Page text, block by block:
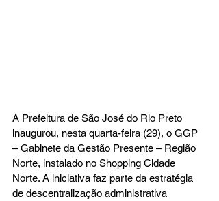
A Prefeitura de São José do Rio Preto
inaugurou, nesta quarta-feira (29), o GGP
– Gabinete da Gestão Presente – Região
Norte, instalado no Shopping Cidade
Norte. A iniciativa faz parte da estratégia
de descentralização administrativa